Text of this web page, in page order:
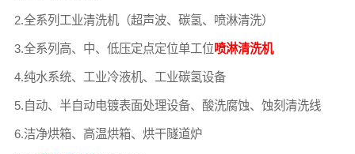
2.全系列工业清洗机（超声波、碳氢、喷淋清洗）
3.全系列高、中、低压定点定位单工位喷淋清洗机
4.纯水系统、工业冷液机、工业碳氢设备
5.自动、半自动电镀表面处理设备、酸洗腐蚀、蚀刻清洗线
6.洁净烘箱、高温烘箱、烘干隧道炉